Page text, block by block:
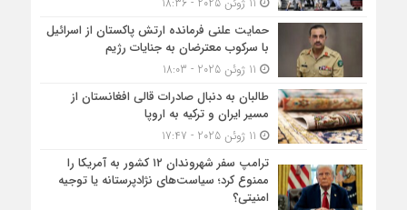
حمایت علنی فرمانده ارتش پاکستان از اسرائیل
با سرکوب معترضان به جنایات رژیم
طالبان به دنبال صادرات قالی افغانستان از
مسیر ایران و ترکیه به اروپا
ترامپ سفر شهروندان ۱۲ کشور به آمریکا را
ممنوع کرد؛ سیاست‌های نژادپرستانه یا توجیه
امنیتی؟